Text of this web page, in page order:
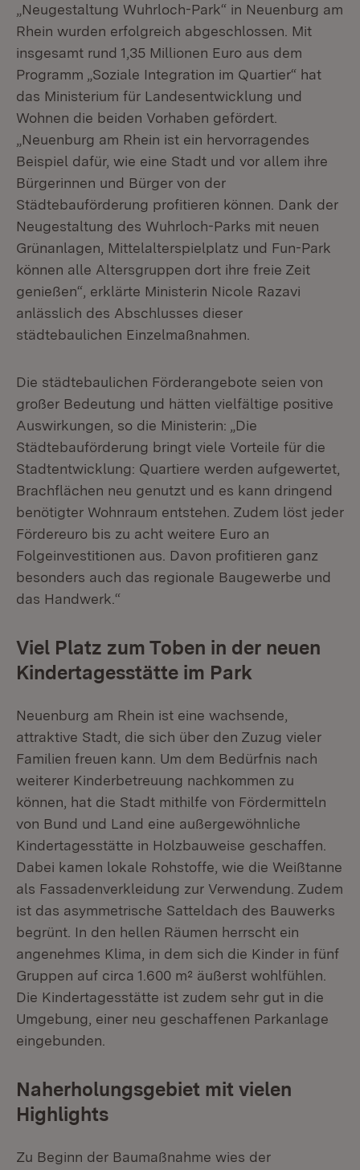
„Neugestaltung Wuhrloch-Park“ in Neuenburg am
Rhein wurden erfolgreich abgeschlossen. Mit
insgesamt rund 1,35 Millionen Euro aus dem
Programm „Soziale Integration im Quartier“ hat
das Ministerium für Landesentwicklung und
Wohnen die beiden Vorhaben gefördert.
„Neuenburg am Rhein ist ein hervorragendes
Beispiel dafür, wie eine Stadt und vor allem ihre
Bürgerinnen und Bürger von der
Städtebauförderung profitieren können. Dank der
Neugestaltung des Wuhrloch-Parks mit neuen
Grünanlagen, Mittelalterspielplatz und Fun-Park
können alle Altersgruppen dort ihre freie Zeit
genießen“, erklärte Ministerin Nicole Razavi
anlässlich des Abschlusses dieser
städtebaulichen Einzelmaßnahmen.
Die städtebaulichen Förderangebote seien von
großer Bedeutung und hätten vielfältige positive
Auswirkungen, so die Ministerin: „Die
Städtebauförderung bringt viele Vorteile für die
Stadtentwicklung: Quartiere werden aufgewertet,
Brachflächen neu genutzt und es kann dringend
benötigter Wohnraum entstehen. Zudem löst jeder
Fördereuro bis zu acht weitere Euro an
Folgeinvestitionen aus. Davon profitieren ganz
besonders auch das regionale Baugewerbe und
das Handwerk.“
Viel Platz zum Toben in der neuen
Kindertagesstätte im Park
Neuenburg am Rhein ist eine wachsende,
attraktive Stadt, die sich über den Zuzug vieler
Familien freuen kann. Um dem Bedürfnis nach
weiterer Kinderbetreuung nachkommen zu
können, hat die Stadt mithilfe von Fördermitteln
von Bund und Land eine außergewöhnliche
Kindertagesstätte in Holzbauweise geschaffen.
Dabei kamen lokale Rohstoffe, wie die Weißtanne
als Fassadenverkleidung zur Verwendung. Zudem
ist das asymmetrische Satteldach des Bauwerks
begrünt. In den hellen Räumen herrscht ein
angenehmes Klima, in dem sich die Kinder in fünf
Gruppen auf circa 1.600 m² äußerst wohlfühlen.
Die Kindertagesstätte ist zudem sehr gut in die
Umgebung, einer neu geschaffenen Parkanlage
eingebunden.
Naherholungsgebiet mit vielen
Highlights
Zu Beginn der Baumaßnahme wies der